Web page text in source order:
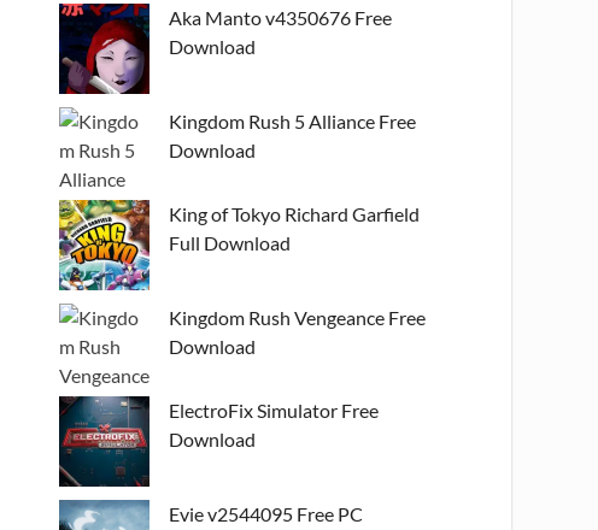
Aka Manto v4350676 Free
Download
Kingdom Rush 5 Alliance Free
Download
King of Tokyo Richard Garfield
Full Download
Kingdom Rush Vengeance Free
Download
ElectroFix Simulator Free
Download
Evie v2544095 Free PC